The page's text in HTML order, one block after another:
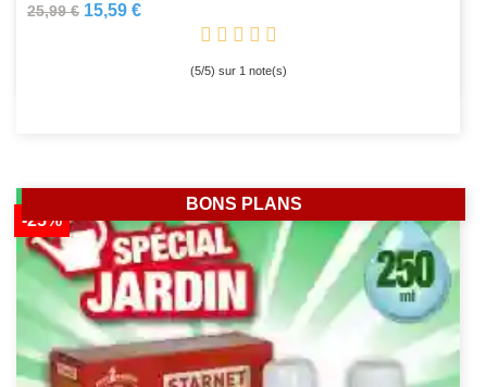
25,99 € 15,59 €
(5/5) sur 1note(s)
-25%
BONS PLANS